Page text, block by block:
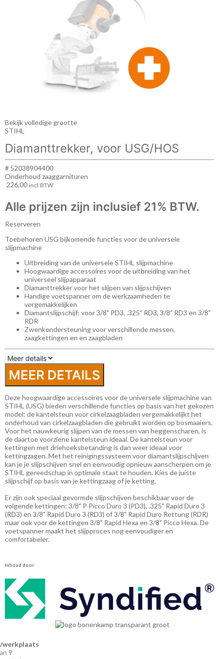
Bekijk volledige grootte
STIHL
Diamanttrekker, voor USG/HOS
# 52038904400
Onderhoud zaaggarnituren
226,00 incl. BTW
Alle prijzen zijn inclusief 21% BTW.
Reserveren
Toebehoren USG bijkomende functies voor de universele
slijpmachine
Uitbreiding van de universele STIHL slijpmachine
Hoogwaardige accessoires voor de uitbreiding van het
universeel slijpapparaat
Diamanttrekker voor het slijpen van slijpschijven
Handige voetspanner om de werkzaamheden te
vergemakkelijken
Diamantslijpschijf: voor 3/8" PD3, .325" RD3, 3/8" RD3 en 3/8"
RDR
Zwenkondersteuning voor verschillende messen,
zaagkettingen en en zaagbladen
MEER DETAILS
Deze hoogwaardige accessoires voor de universele slijpmachine van
STIHL (USG) bieden verschillende functies op basis van het gekozen
model: de kantelsteun voor cirkelzaagbladen vergemakkelijkt het
onderhoud van cirkelzaagbladen die gebruikt worden op bosmaaiers.
Voor het nauwkeurig slijpen van de messen van heggenscharen, is
de daartoe voorziene kantelsteun ideaal. De kantelsteun voor
kettingen met driehoeksbetanding is dan weer ideaal voor
kettingzagen. Met het reinigingssysteem voor diamantslijpschijven
kan je je slijpschijven snel en eenvoudig opnieuw aanscherpen om je
STIHL gereedschap in optimale staat te houden. Kies de juiste
slijpschijf op basis van je kettingzaag of je ketting.
Er zijn ook speciaal gevormde slijpschijven beschikbaar voor de
volgende kettingen: 3/8" P Picco Duro 3 (PD3), .325" Rapid Duro 3
(RD3) en 3/8" Rapid Duro 3 (RD3) of 3/8" Rapid Duro Rettung (RDR)
maar ook voor de kettingen 3/8" Rapid Hexa en 3/8" Picco Hexa. De
voetspanner maakt het slijpproces nog eenvoudiger en
comfortabeler.
Inhoud door
werkplaats
9